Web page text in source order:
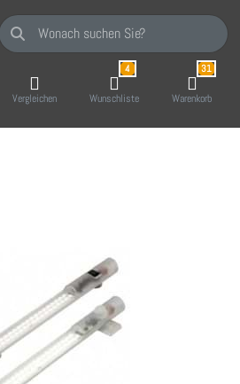
Geben Sie einen Suchbegriff ein. Während
Vergleichen
4
Wunschliste
31
Warenkorb